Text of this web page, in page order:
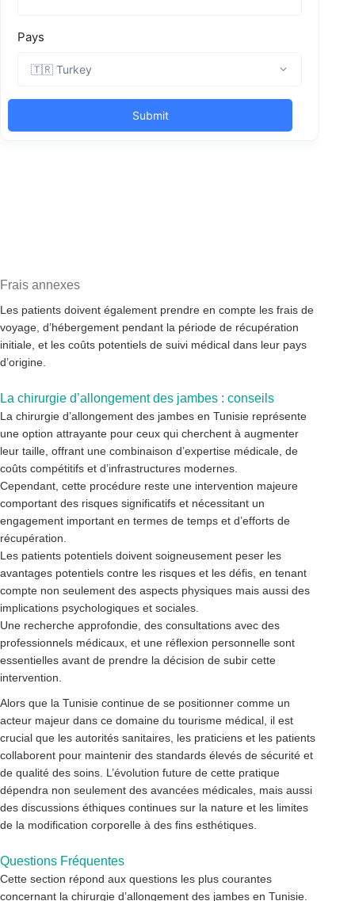
Frais annexes
Les patients doivent également prendre en compte les frais de
voyage, d’hébergement pendant la période de récupération
initiale, et les coûts potentiels de suivi médical dans leur pays
d’origine.
La chirurgie d’allongement des jambes : conseils
La chirurgie d’allongement des jambes en Tunisie représente
une option attrayante pour ceux qui cherchent à augmenter
leur taille, offrant une combinaison d’expertise médicale, de
coûts compétitifs et d’infrastructures modernes.
Cependant, cette procédure reste une intervention majeure
comportant des risques significatifs et nécessitant un
engagement important en termes de temps et d’efforts de
récupération.
Les patients potentiels doivent soigneusement peser les
avantages potentiels contre les risques et les défis, en tenant
compte non seulement des aspects physiques mais aussi des
implications psychologiques et sociales.
Une recherche approfondie, des consultations avec des
professionnels médicaux, et une réflexion personnelle sont
essentielles avant de prendre la décision de subir cette
intervention.
Alors que la Tunisie continue de se positionner comme un
acteur majeur dans ce domaine du tourisme médical, il est
crucial que les autorités sanitaires, les praticiens et les patients
collaborent pour maintenir des standards élevés de sécurité et
de qualité des soins. L’évolution future de cette pratique
dépendra non seulement des avancées médicales, mais aussi
des discussions éthiques continues sur la nature et les limites
de la modification corporelle à des fins esthétiques.
Questions Fréquentes
Cette section répond aux questions les plus courantes
concernant la chirurgie d’allongement des jambes en Tunisie.